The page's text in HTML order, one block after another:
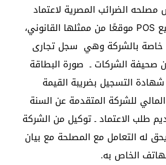
الضرائب المصرية لاعتماد
الشركة وأجهزة نقاط البيع POS موقعًا من ممثلها القانوني،
خاصة بالشركة وهي سجل تجارى
صحيفة الشركات ـ صورة البطاقة
شهادة التسجيل بضريبة القيمة
المالي للشركة المتقدمة عن السنة
طلب الاعتماد ـ توكيل من الشركة
له التعامل مع المصلحة مع بيان
الخاص به.